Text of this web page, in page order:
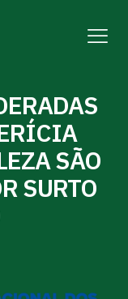
SÃO
SURTO